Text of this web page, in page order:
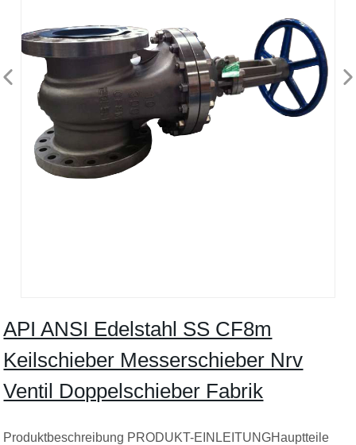
API ANSI Edelstahl SS CF8m
Keilschieber Messerschieber Nrv
Ventil Doppelschieber Fabrik
Produktbeschreibung PRODUKT-EINLEITUNGHauptteile